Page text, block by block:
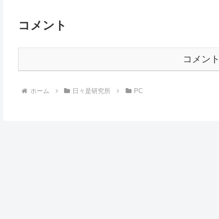
コメント
コメン
ホーム 日々是研究所 PC